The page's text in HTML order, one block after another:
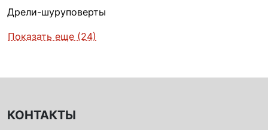
Дрели-шуруповерты
Показать еще (24)
КОНТАКТЫ